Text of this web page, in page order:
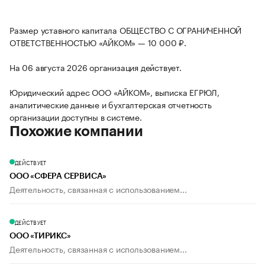
Размер уставного капитала ОБЩЕСТВО С ОГРАНИЧЕННОЙ
ОТВЕТСТВЕННОСТЬЮ «АЙКОМ» — 10 000 ₽.
На 06 августа 2026 организация действует.
Юридический адрес ООО «АЙКОМ», выписка ЕГРЮЛ,
аналитические данные и бухгалтерская отчетность
организации доступны в системе.
Похожие компании
ДЕЙСТВУЕТ
ООО «СФЕРА СЕРВИСА»
Деятельность, связанная с использованием...
ДЕЙСТВУЕТ
ООО «ТИРИКС»
Деятельность, связанная с использованием...